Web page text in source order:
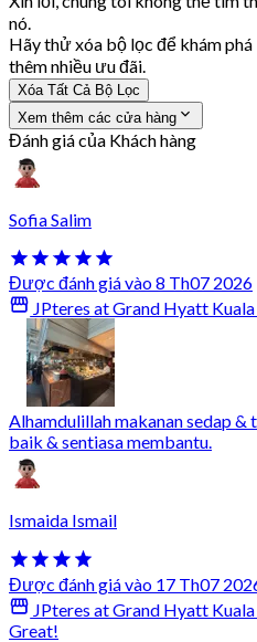
nó.
Hãy thử xóa bộ lọc để khám phá
thêm nhiều ưu đãi.
Xóa Tất Cả Bộ Lọc
Xem thêm các cửa hàng
Đánh giá của Khách hàng
Sofia Salim
Được đánh giá vào 8 Th07 2026
JPteres at Grand Hyatt
Alhamdulillah makanan sedap &
baik & sentiasa membantu.
Ismaida Ismail
Được đánh giá vào 17 Th07
JPteres at Grand Hyatt
Great!